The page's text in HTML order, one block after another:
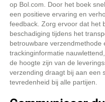
op Bol.com. Door het boek
een positieve ervaring en
feedback. Zorg ervoor dat het
beschadiging tijdens het
betrouwbare verzendmethode
trackinginformatie
de hoogte zijn van de
verzending draagt bij aan een
tevredenheid bij alle partijen.